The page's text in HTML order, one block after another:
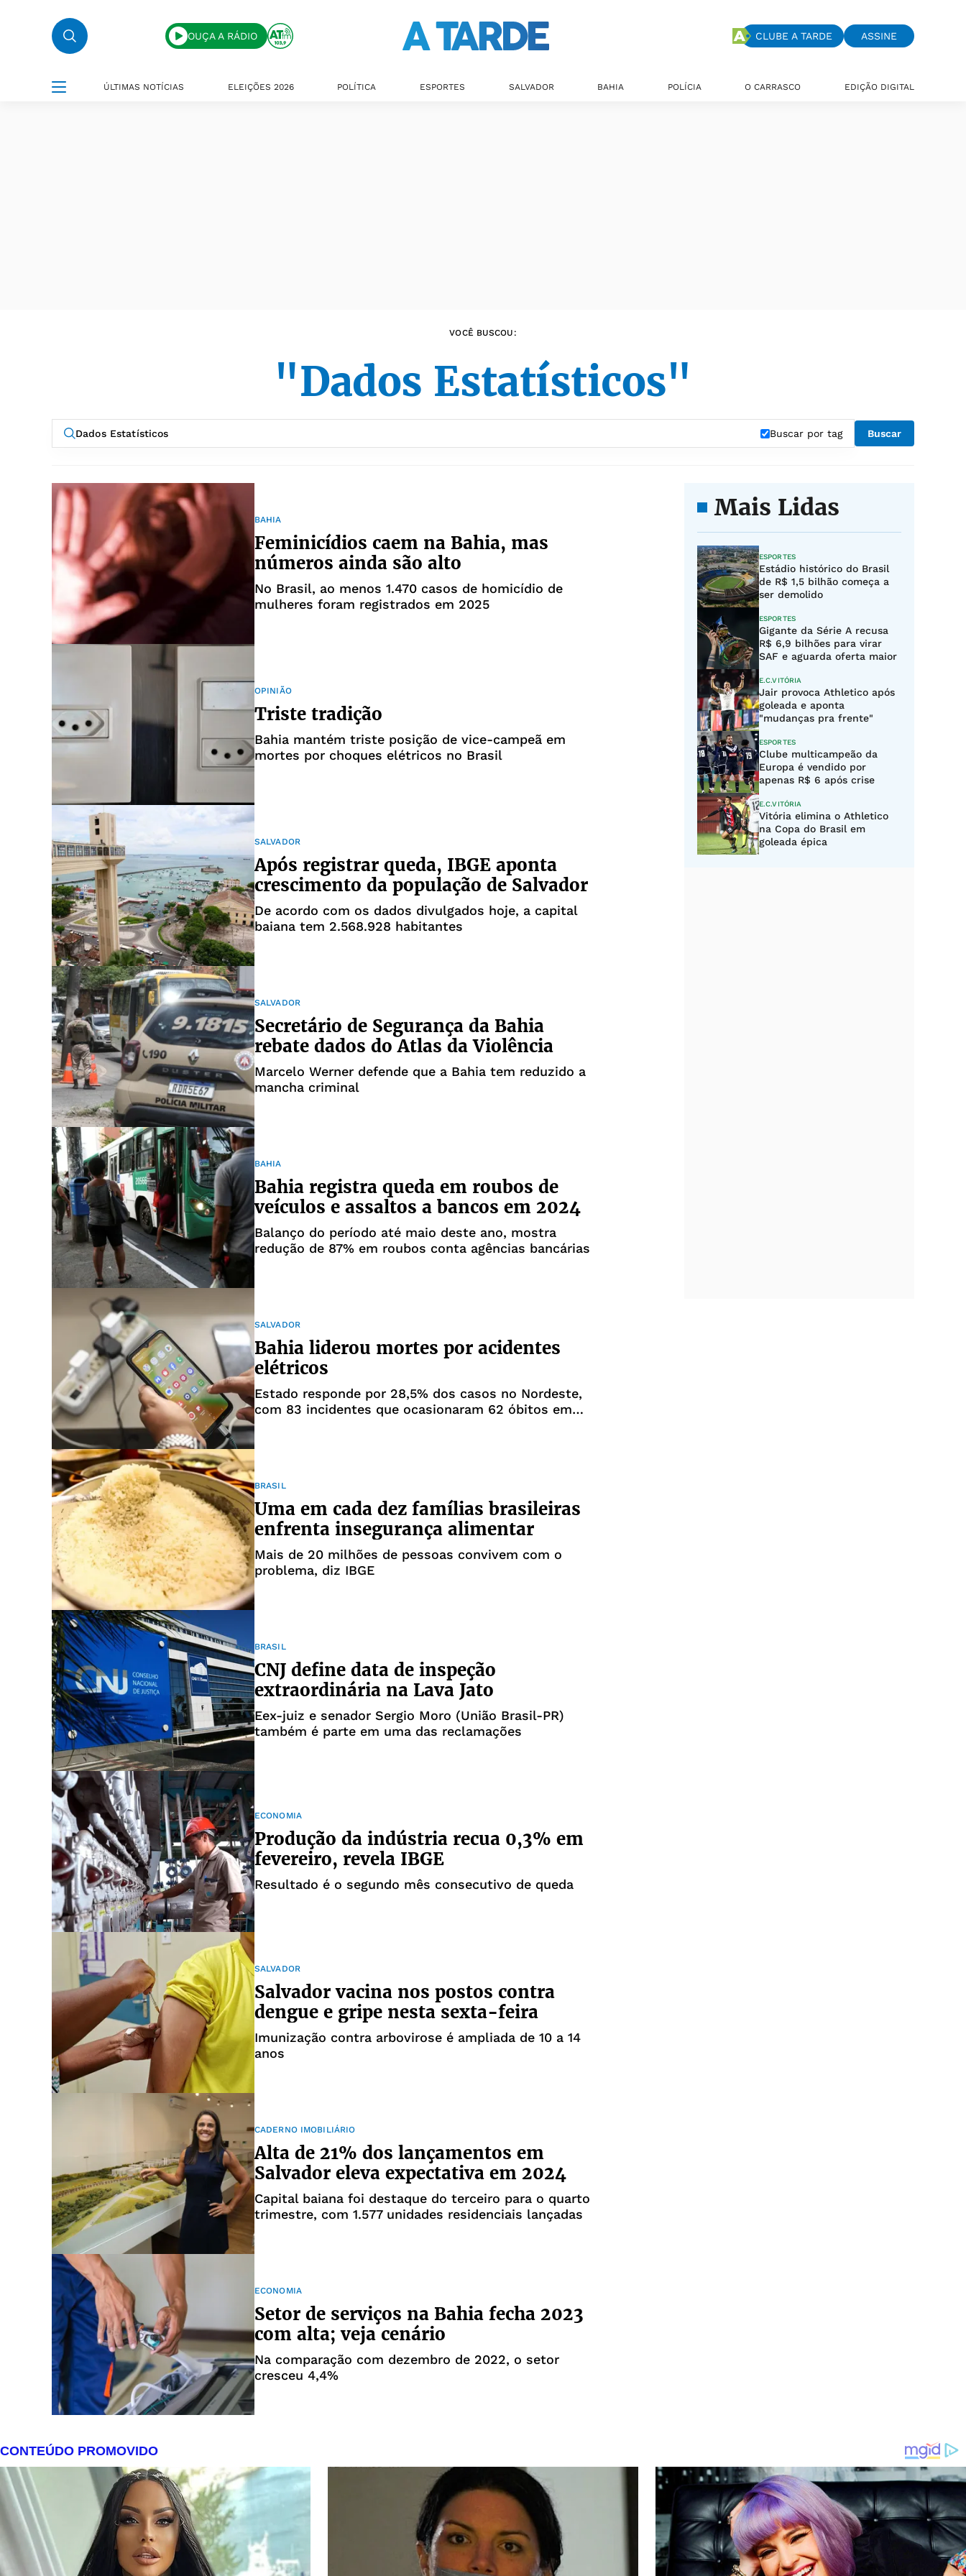
OUÇA A RÁDIO CLUBE A TARDE ASSINE
ÚLTIMAS NOTÍCIAS ELEIÇÕES 2026 POLÍTICA ESPORTES SALVADOR BAHIA POLÍCIA O CARRASCO EDIÇÃO DIGITAL
VOCÊ BUSCOU:
"Dados Estatísticos"
Buscar por tag Buscar
BAHIA
Feminicídios caem na Bahia, mas
números ainda são alto
No Brasil, ao menos 1.470 casos de homicídio de
mulheres foram registrados em 2025
OPINIÃO
Triste tradição
Bahia mantém triste posição de vice-campeã em
mortes por choques elétricos no Brasil
SALVADOR
Após registrar queda, IBGE aponta
crescimento da população de Salvador
De acordo com os dados divulgados hoje, a capital
baiana tem 2.568.928 habitantes
SALVADOR
Secretário de Segurança da Bahia
rebate dados do Atlas da Violência
Marcelo Werner defende que a Bahia tem reduzido a
mancha criminal
BAHIA
Bahia registra queda em roubos de
veículos e assaltos a bancos em 2024
Balanço do período até maio deste ano, mostra
redução de 87% em roubos conta agências bancárias
SALVADOR
Bahia liderou mortes por acidentes
elétricos
Estado responde por 28,5% dos casos no Nordeste,
com 83 incidentes que ocasionaram 62 óbitos em
BRASIL
Uma em cada dez famílias brasileiras
enfrenta insegurança alimentar
Mais de 20 milhões de pessoas convivem com o
problema, diz IBGE
BRASIL
CNJ define data de inspeção
extraordinária na Lava Jato
Eex-juiz e senador Sergio Moro (União Brasil-PR)
também é parte em uma das reclamações
ECONOMIA
Produção da indústria recua 0,3% em
fevereiro, revela IBGE
Resultado é o segundo mês consecutivo de queda
SALVADOR
Salvador vacina nos postos contra
dengue e gripe nesta sexta-feira
Imunização contra arbovirose é ampliada de 10 a 14
anos
CADERNO IMOBILIÁRIO
Alta de 21% dos lançamentos em
Salvador eleva expectativa em 2024
Capital baiana foi destaque do terceiro para o quarto
trimestre, com 1.577 unidades residenciais lançadas
ECONOMIA
Setor de serviços na Bahia fecha 2023
com alta; veja cenário
Na comparação com dezembro de 2022, o setor
cresceu 4,4%
Mais Lidas
ESPORTES
Estádio histórico do Brasil
de R$ 1,5 bilhão começa a
ser demolido
ESPORTES
Gigante da Série A recusa
R$ 6,9 bilhões para virar
SAF e aguarda oferta maior
E.C.VITÓRIA
Jair provoca Athletico após
goleada e aponta
"mudanças pra frente"
ESPORTES
Clube multicampeão da
Europa é vendido por
apenas R$ 6 após crise
E.C.VITÓRIA
Vitória elimina o Athletico
na Copa do Brasil em
goleada épica